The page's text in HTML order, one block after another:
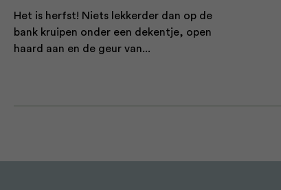
Het is herfst! Niets lekkerder dan op de
bank kruipen onder een dekentje, open
haard aan en de geur van...